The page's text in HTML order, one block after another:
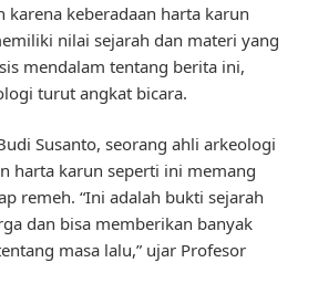
karena keberadaan harta karun
nilai sejarah dan materi yang
mendalam tentang berita ini,
turut angkat bicara.
Susanto, seorang ahli arkeologi
harta karun seperti ini memang
remeh. “Ini adalah bukti sejarah
dan bisa memberikan banyak
masa lalu,” ujar Profesor